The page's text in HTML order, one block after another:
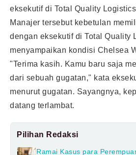
eksekutif di Total Quality
Manajer tersebut kebetulan
dengan eksekutif di Total Quality
menyampaikan kondisi Chelsea
"Terima kasih. Kamu baru saja
dari sebuah gugatan," kata
menurut gugatan. Sayangnya,
datang terlambat.
Pilihan Redaksi
Ramai Kasus para